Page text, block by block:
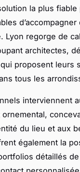
la plus
Lyon regorge de
architectes,
proposent leurs
tous les
interviennent
ornemental,
du lieu et aux
également la
détaillés